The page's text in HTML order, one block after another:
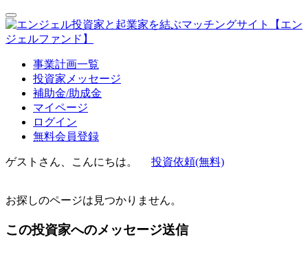
事業計画一覧
投資家メッセージ
補助金/助成金
マイページ
ログイン
無料会員登録
ゲストさん、こんにちは。 投資依頼(無料)
お探しのページは見つかりません。
この投資家へのメッセージ送信